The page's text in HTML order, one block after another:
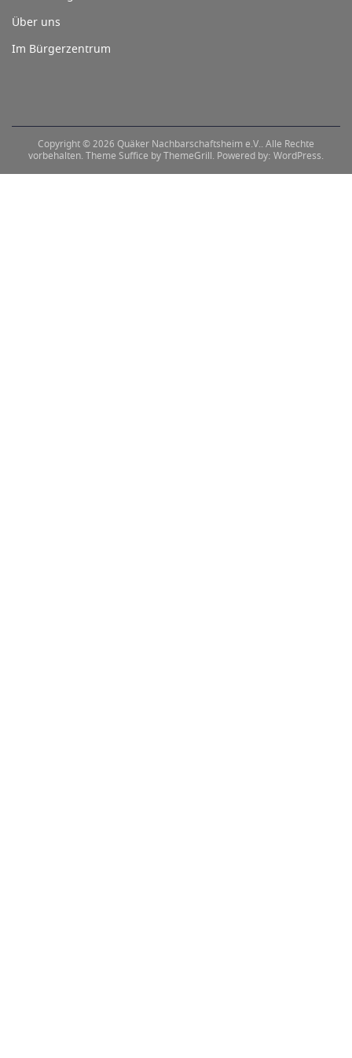
Über uns
Im Bürgerzentrum
Copyright © 2026 Quäker Nachbarschaftsheim e.V.. Alle Rechte
vorbehalten. Theme Suffice by ThemeGrill. Powered by: WordPress.